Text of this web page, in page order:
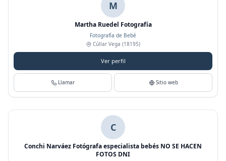
M
Martha Ruedel Fotografía
Fotografía de Bebé
Cúllar Vega (18195)
Ver perfil
Llamar Sitio web
C
Conchi Narváez Fotógrafa especialista bebés NO SE HACEN
FOTOS DNI